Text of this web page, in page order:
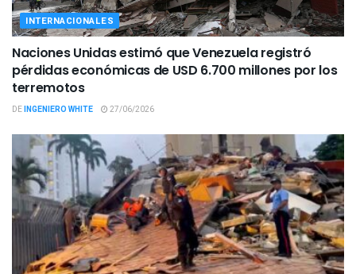
INTERNACIONALES
Naciones Unidas estimó que Venezuela registró
pérdidas económicas de USD 6.700 millones por los
terremotos
DEINGENIERO WHITE 27/06/2026